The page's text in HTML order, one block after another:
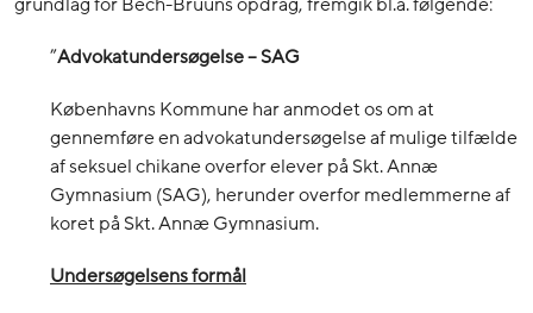
”Advokatundersøgelse – SAG
Københavns Kommune har anmodet os om at
gennemføre en advokatundersøgelse af mulige tilfælde
af seksuel chikane overfor elever på Skt. Annæ
Gymnasium (SAG), herunder overfor medlemmerne af
koret på Skt. Annæ Gymnasium.
Undersøgelsens formål